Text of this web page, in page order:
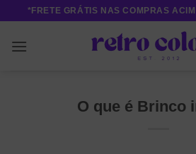
content
*FRETE GRÁTIS NAS COMPRAS
O que é Brinco